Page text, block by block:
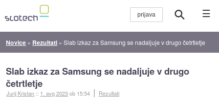
☰
Novice » Rezultati »Slab izkaz za Samsung se nadaljuje v drugo četrtletje
Slab izkaz za Samsung se nadaljuje v drugo
četrtletje
Jurij Kristan :: 1. avg 2023ob 15:54 Rezultati